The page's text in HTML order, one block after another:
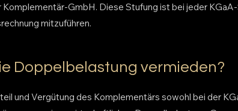
GmbH. Diese Stufung ist bei jeder
mitzuführen.
Doppelbelastung vermieden?
und Vergütung des Komplementärs sowohl bei der